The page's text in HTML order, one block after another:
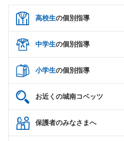
高校生の個別指導
中学生の個別指導
小学生の個別指導
お近くの城南コベッツ
保護者のみなさまへ